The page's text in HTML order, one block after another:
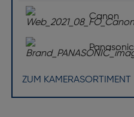
Canon
Panasonic
ZUM KAMERASORTIMENT